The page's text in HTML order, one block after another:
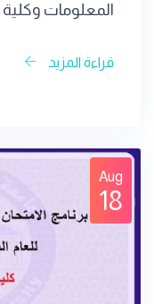
قراءة المزيد
Aug
18